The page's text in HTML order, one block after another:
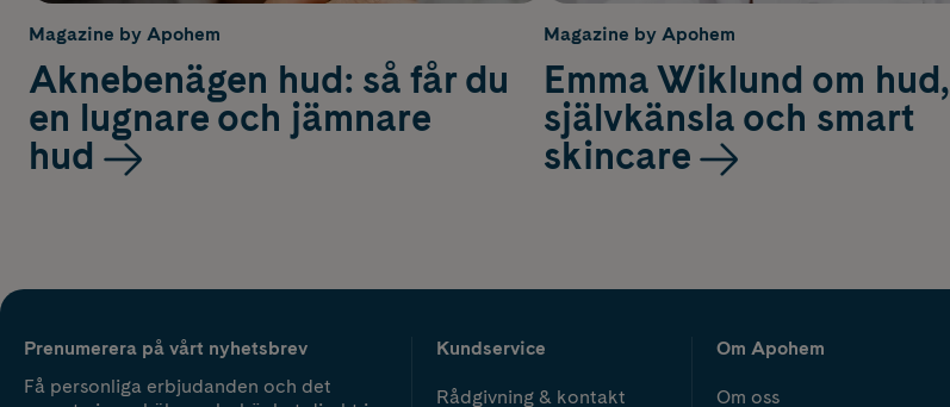
Magazine by Apohem
Aknebenägen hud: så får du
en lugnare och jämnare
hud
Magazine by Apohem
Emma Wiklund om hud,
självkänsla och smart
skincare
Prenumerera på vårt nyhetsbrev
Få personliga erbjudanden och det
Kundservice
Rådgivning & kontakt
Om Apohem
Om oss